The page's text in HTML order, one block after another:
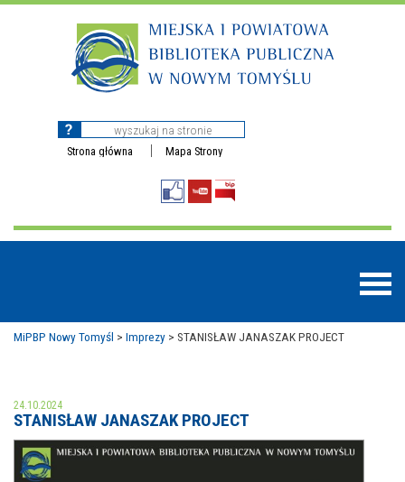
Strona główna Mapa Strony
MOJE KONTO
AKTUALNOŚCI
MiPBP Nowy Tomyśl > Imprezy > STANISŁAW JANASZAK PROJECT
24.10.2024
STANISŁAW JANASZAK PROJECT